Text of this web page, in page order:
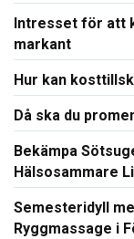
Intresset för att
markant
Hur kan
Då ska du
Bekämpa
Hälsosammare
Semesteridyll
Ryggmassage i